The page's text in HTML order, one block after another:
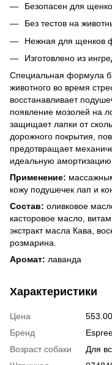
Безопасен для
Без тестов на
Нежная для щенков
Изготовлено из
Специальная формула
животного во время
восстанавливает
появление мозолей на
защищает лапки от
дорожного покрытия,
предотвращает
идеальную
Применение:
кожу подушечек лап и
Состав: оливковое
касторовое масло,
экстракт масла Кава,
розмарина.
Аромат: лаванда
Характеристики
Цена
553.00
Бренд
Возраст собаки
Для